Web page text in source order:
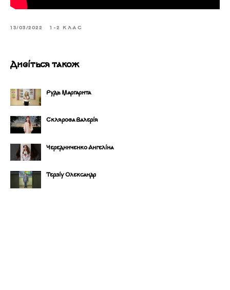
13/03/2022 1-2 КЛАС
Дивіться також
Рудь Маргарита
Склярова Валерія
Чередниченко Ангеліна
Терзіу Олександр